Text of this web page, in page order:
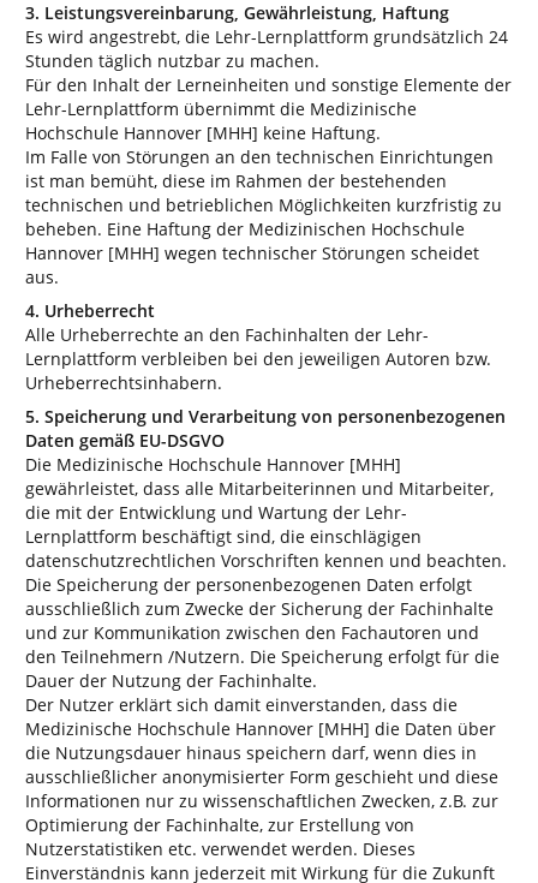
3. Leistungsvereinbarung, Gewährleistung, Haftung
Es wird angestrebt, die Lehr-Lernplattform grundsätzlich 24
Stunden täglich nutzbar zu machen.
Für den Inhalt der Lerneinheiten und sonstige Elemente der
Lehr-Lernplattform übernimmt die Medizinische
Hochschule Hannover [MHH] keine Haftung.
Im Falle von Störungen an den technischen Einrichtungen
ist man bemüht, diese im Rahmen der bestehenden
technischen und betrieblichen Möglichkeiten kurzfristig zu
beheben. Eine Haftung der Medizinischen Hochschule
Hannover [MHH] wegen technischer Störungen scheidet
aus.
4. Urheberrecht
Alle Urheberrechte an den Fachinhalten der Lehr-
Lernplattform verbleiben bei den jeweiligen Autoren bzw.
Urheberrechtsinhabern.
5. Speicherung und Verarbeitung von personenbezogenen
Daten gemäß EU-DSGVO
Die Medizinische Hochschule Hannover [MHH]
gewährleistet, dass alle Mitarbeiterinnen und Mitarbeiter,
die mit der Entwicklung und Wartung der Lehr-
Lernplattform beschäftigt sind, die einschlägigen
datenschutzrechtlichen Vorschriften kennen und beachten.
Die Speicherung der personenbezogenen Daten erfolgt
ausschließlich zum Zwecke der Sicherung der Fachinhalte
und zur Kommunikation zwischen den Fachautoren und
den Teilnehmern /Nutzern. Die Speicherung erfolgt für die
Dauer der Nutzung der Fachinhalte.
Der Nutzer erklärt sich damit einverstanden, dass die
Medizinische Hochschule Hannover [MHH] die Daten über
die Nutzungsdauer hinaus speichern darf, wenn dies in
ausschließlicher anonymisierter Form geschieht und diese
Informationen nur zu wissenschaftlichen Zwecken, z.B. zur
Optimierung der Fachinhalte, zur Erstellung von
Nutzerstatistiken etc. verwendet werden. Dieses
Einverständnis kann jederzeit mit Wirkung für die Zukunft